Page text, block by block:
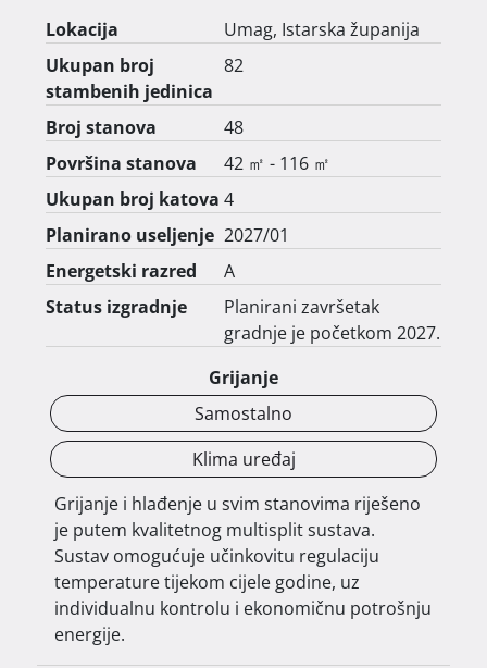
stanovi s jednom, dvije ili tri spavaće sobe, svi
projektirani s naglaskom na dobar raspored,
prirodno osvjetljenje i svakodnevnu udobnost.
Sve etaže povezane su liftovima i zatvorenim
stubištima, s direktnim pristupom iz garažnog
dijela objekta.
Svaki stan raspolaže vanjskim prostorom u obliku
balkona ili lođe, čime se dodatno naglašava
kvaliteta stanovanja i boravka na otvorenom. U
prizemlju se nalaze stanovi s jednostavnim
pristupom te organizirana parkirna mjesta, dok su
na višim katovima ravnomjerno raspoređene
stambene jedinice uz pripadajuća spremišta.
U suterenu je smještena garaža s parkirnim
mjestima i spremištima, dok su na vanjskim
površinama osigurana natkrivena i nenatkrivena
parkirna mjesta. Svaka etaža osmišljena je tako da
pruža optimalan broj stanova, uz dobru
protočnost i privatnost.
Građevina je projektirana kao armiranobetonska
monolitna konstrukcija, što osigurava trajnost i
Lokacija
Umag, Istarska županija
Ukupan broj
stambenih jedinica
82
Broj stanova
48
Površina stanova
42 ㎡ - 116 ㎡
Ukupan broj katova 4
Planirano useljenje 2027/01
Energetski razred
A
Status izgradnje
Planirani završetak
gradnje je početkom 2027.
Grijanje
Samostalno
Klima uređaj
Grijanje i hlađenje u svim stanovima riješeno
je putem kvalitetnog multisplit sustava.
Sustav omogućuje učinkovitu regulaciju
temperature tijekom cijele godine, uz
individualnu kontrolu i ekonomičnu potrošnju
energije.